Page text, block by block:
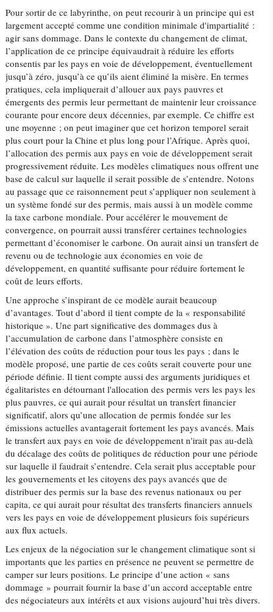
Pour sortir de ce labyrinthe, on peut recourir à un principe qui est
largement accepté comme une condition minimale d'impartialité :
agir sans dommage. Dans le contexte du changement de climat,
l’application de ce principe équivaudrait à réduire les efforts
consentis par les pays en voie de développement, éventuellement
jusqu’à zéro, jusqu’à ce qu’ils aient éliminé la misère. En termes
pratiques, cela impliquerait d’allouer aux pays pauvres et
émergents des permis leur permettant de maintenir leur croissance
courante pour encore deux décennies, par exemple. Ce chiffre est
une moyenne ; on peut imaginer que cet horizon temporel serait
plus court pour la Chine et plus long pour l’Afrique. Après quoi,
l’allocation des permis aux pays en voie de développement serait
progressivement réduite. Les modèles climatiques nous offrent une
base de calcul sur laquelle il serait possible de s’entendre. Notons
au passage que ce raisonnement peut s’appliquer non seulement à
un système fondé sur des permis, mais aussi à un modèle comme
la taxe carbone mondiale. Pour accélérer le mouvement de
convergence, on pourrait aussi transférer certaines technologies
permettant d’économiser le carbone. On aurait ainsi un transfert de
revenu ou de technologie aux économies en voie de
développement, en quantité suffisante pour réduire fortement le
coût de leurs efforts.
Une approche s’inspirant de ce modèle aurait beaucoup
d’avantages. Tout d’abord il tient compte de la « responsabilité
historique ». Une part significative des dommages dus à
l’accumulation de carbone dans l’atmosphère consiste en
l’élévation des coûts de réduction pour tous les pays ; dans le
modèle proposé, une partie de ces coûts serait couverte pour une
période définie. Il tient compte aussi des arguments juridiques et
égalitaristes en détournant l'allocation des permis vers les pays les
plus pauvres, ce qui aurait pour résultat un transfert financier
significatif, alors qu’une allocation de permis fondée sur les
émissions actuelles avantagerait fortement les pays avancés. Mais
le transfert aux pays en voie de développement n'irait pas au-delà
du décalage des coûts de politiques de réduction pour une période
sur laquelle il faudrait s’entendre. Cela serait plus acceptable pour
les gouvernements et les citoyens des pays avancés que de
distribuer des permis sur la base des revenus nationaux ou per
capita, ce qui aurait pour résultat des transferts financiers annuels
vers les pays en voie de développement plusieurs fois supérieurs
aux flux actuels.
Les enjeux de la négociation sur le changement climatique sont si
importants que les parties en présence ne peuvent se permettre de
camper sur leurs positions. Le principe d’une action « sans
dommage » pourrait fournir la base d’un accord acceptable entre
des négociateurs aux intérêts et aux visions aujourd’hui très divers.